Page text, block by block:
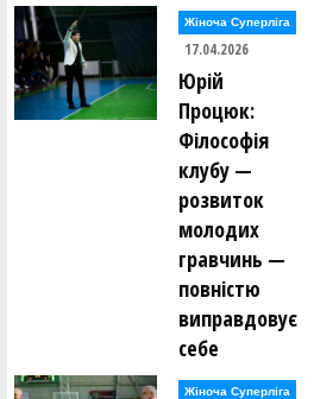
Жіноча Суперліга
17.04.2026
Юрій
Процюк:
Філософія
клубу —
розвиток
молодих
гравчинь —
повністю
виправдовує
себе
Жіноча Суперліга